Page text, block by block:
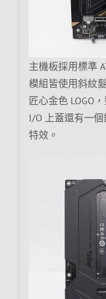
主機板採用標準
模組皆使用斜紋
匠心金色 LOGO
I/O 上蓋還有一
特效。